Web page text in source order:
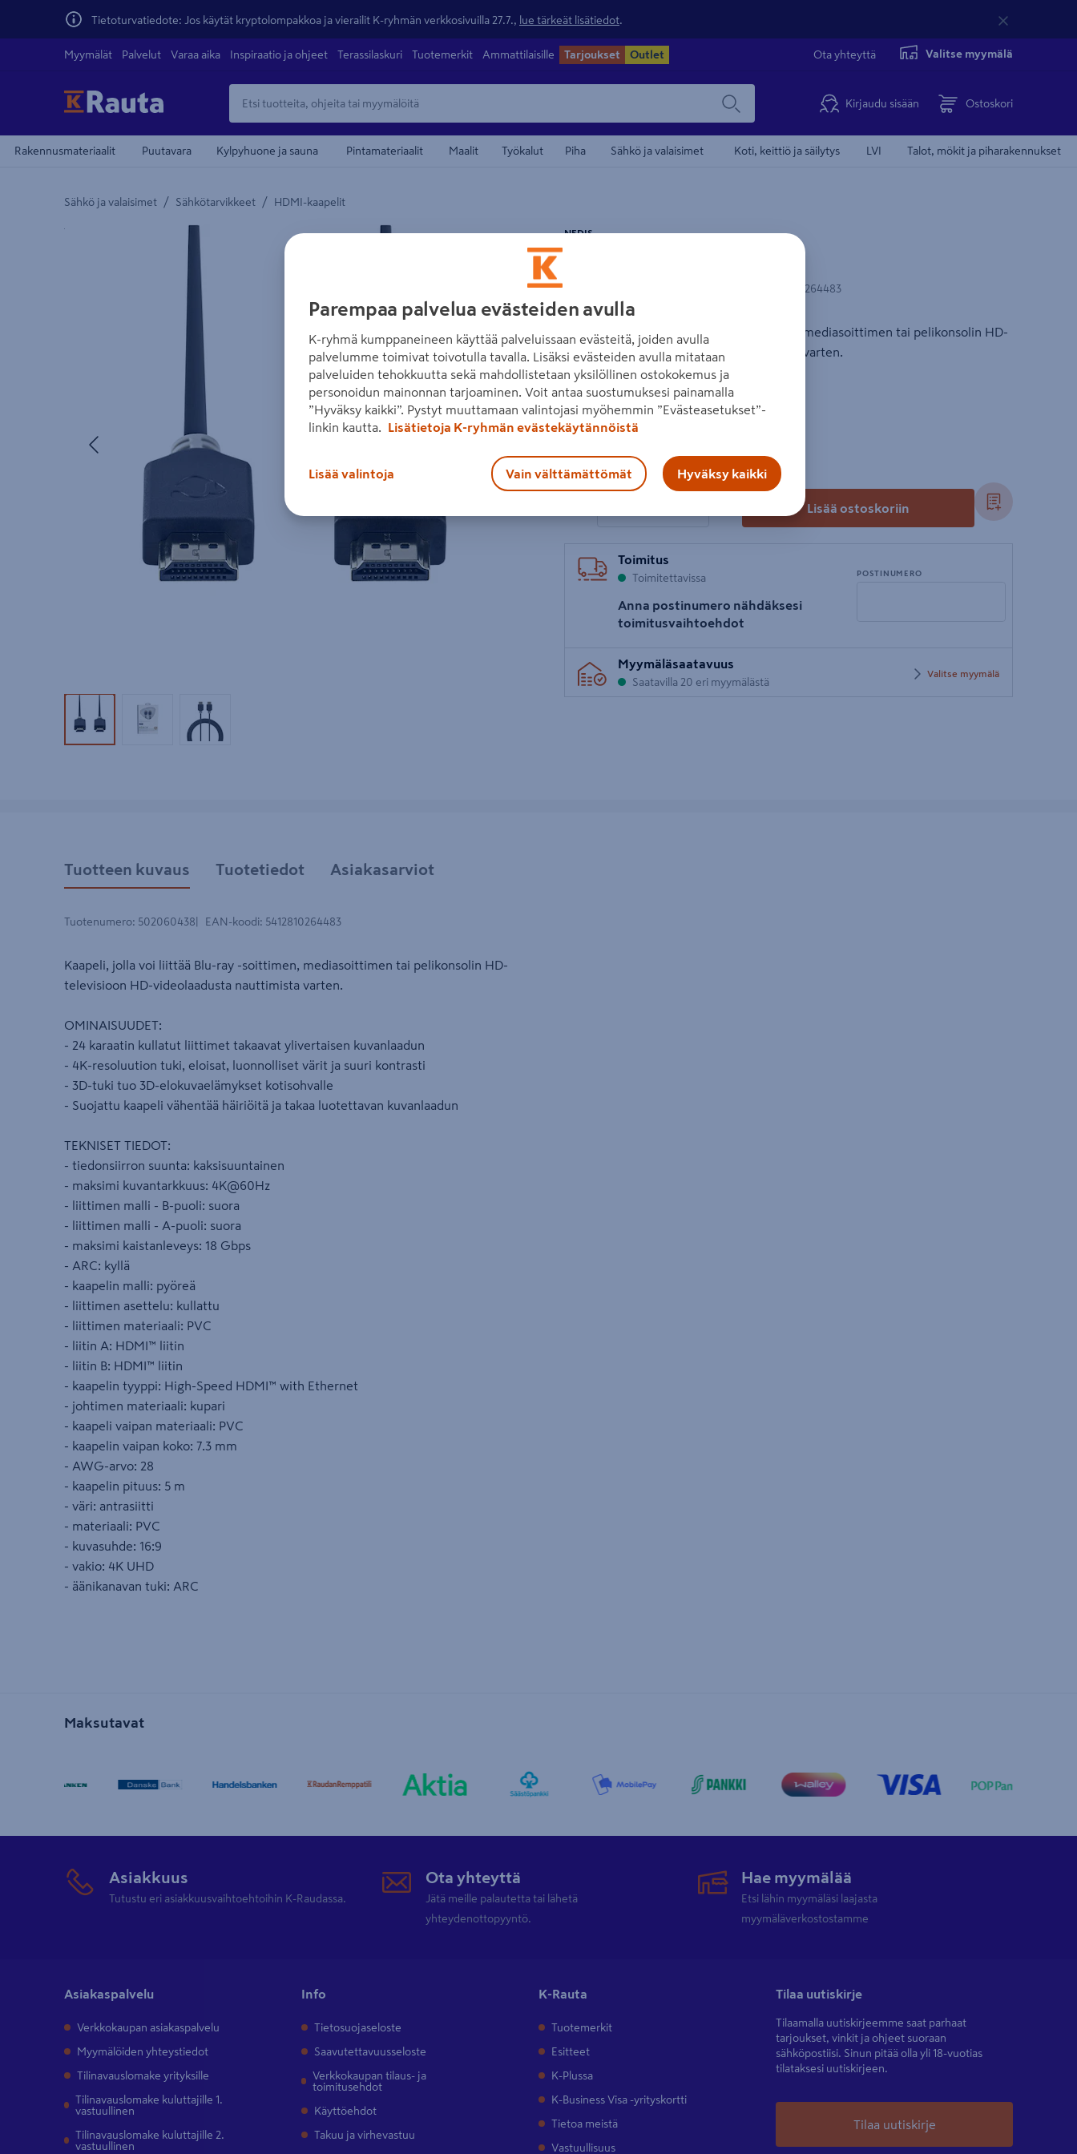
Tietoturvatiedote: Jos käytät kryptolompakkoa ja vierailit K-ryhmän verkkosivuilla 27.7., lue tärkeät lisätiedot
Myymälät Palvelut Varaa aika Inspiraatio ja ohjeet Terassilaskuri Tuotemerkit Ammattilaisille Tarjoukset Outlet Ota yhteyttä Valitse myymälä
Kirjaudu sisään Ostoskori
Rakennusmateriaalit Puutavara Kylpyhuone ja sauna Pintamateriaalit Maalit Työkalut Piha Sähkö ja valaisimet Koti, keittiö ja säilytys LVI Talot, mökit ja piharakennukset
Sähkö ja valaisimet / Sähkötarvikkeet / HDMI-kaapelit
Yksityiskohtainen kuvaus löytyy Tuotteen kuvaus -maamerkistä
Seuraava
Tuotekuva 1Tuotekuva 2Tuotekuva 3
NEDIS
5412810264483
Kaapeli, jolla voi liittää Blu-ray -soittimen, mediasoittimen tai pelikonsolin HD-
televisioon HD-videolaadusta nauttimista varten.
Lue koko tuotekuvaus
Hinta verkkokaupassa
20,19€/kpl
20,19 € / kpl
Lisää ostoskoriin
Toimitus
Toimitettavissa
Anna postinumero nähdäksesi
toimitusvaihtoehdot
POSTINUMERO
postinumero
Myymäläsaatavuus
Saatavilla 20 eri myymälästä
Valitse myymälä
Tuotteen kuvaus Tuotetiedot Asiakasarviot
Tuotenumero: 502060438 EAN-koodi: 5412810264483
Kaapeli, jolla voi liittää Blu-ray -soittimen, mediasoittimen tai pelikonsolin HD-
televisioon HD-videolaadusta nauttimista varten.
OMINAISUUDET:
- 24 karaatin kullatut liittimet takaavat ylivertaisen kuvanlaadun
- 4K-resoluution tuki, eloisat, luonnolliset värit ja suuri kontrasti
- 3D-tuki tuo 3D-elokuvaelämykset kotisohvalle
- Suojattu kaapeli vähentää häiriöitä ja takaa luotettavan kuvanlaadun
TEKNISET TIEDOT:
- tiedonsiirron suunta: kaksisuuntainen
- maksimi kuvantarkkuus: 4K@60Hz
- liittimen malli - B-puoli: suora
- liittimen malli - A-puoli: suora
- maksimi kaistanleveys: 18 Gbps
- ARC: kyllä
- kaapelin malli: pyöreä
- liittimen asettelu: kullattu
- liittimen materiaali: PVC
- liitin A: HDMI™ liitin
- liitin B: HDMI™ liitin
- kaapelin tyyppi: High-Speed HDMI™ with Ethernet
- johtimen materiaali: kupari
- kaapeli vaipan materiaali: PVC
- kaapelin vaipan koko: 7.3 mm
- AWG-arvo: 28
- kaapelin pituus: 5 m
- väri: antrasiitti
- materiaali: PVC
- kuvasuhde: 16:9
- vakio: 4K UHD
- äänikanavan tuki: ARC
Maksutavat
Asiakkuus
Tutustu eri asiakkuusvaihtoehtoihin K-Raudassa.
Ota yhteyttä
Jätä meille palautetta tai lähetä
yhteydenottopyyntö.
Hae myymälää
Etsi lähin myymäläsi laajasta
myymäläverkostostamme
Asiakaspalvelu
Verkkokaupan asiakaspalvelu
Myymälöiden yhteystiedot
Tilinavauslomake yrityksille
Tilinavauslomake kuluttajille 1.
vastuullinen
Tilinavauslomake kuluttajille 2.
vastuullinen
Info
Tietosuojaseloste
Saavutettavuusseloste
Verkkokaupan tilaus- ja
toimitusehdot
Käyttöehdot
Takuu ja virhevastuu
K-Rauta
Tuotemerkit
Esitteet
K-Plussa
K-Business Visa -yrityskortti
Tietoa meistä
Vastuullisuus
Tilaa uutiskirje
Tilaamalla uutiskirjeemme saat parhaat
tarjoukset, vinkit ja ohjeet suoraan
sähköpostiisi. Sinun pitää olla yli 18-vuotias
tilataksesi uutiskirjeen.
Tilaa uutiskirje
Parempaa palvelua evästeiden avulla
K-ryhmä kumppaneineen käyttää palveluissaan evästeitä, joiden avulla
palvelumme toimivat toivotulla tavalla. Lisäksi evästeiden avulla mitataan
palveluiden tehokkuutta sekä mahdollistetaan yksilöllinen ostokokemus ja
personoidun mainonnan tarjoaminen. Voit antaa suostumuksesi painamalla
”Hyväksy kaikki”. Pystyt muuttamaan valintojasi myöhemmin ”Evästeasetukset”-
linkin kautta.
Lisätietoja K-ryhmän evästekäytännöistä
Lisää valintoja Vain välttämättömät Hyväksy kaikki